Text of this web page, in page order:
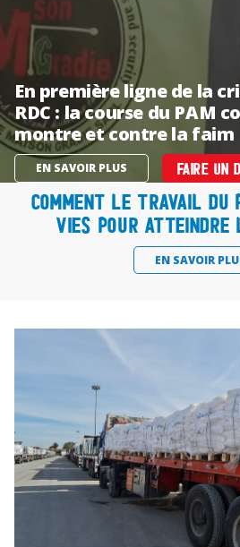
En première ligne de la
RDC : la course du PAM
montre et contre la faim
EN SAVOIR PLUS FAIRE UN
Comment le travail du
vies pour atteindre
EN SAVOIR